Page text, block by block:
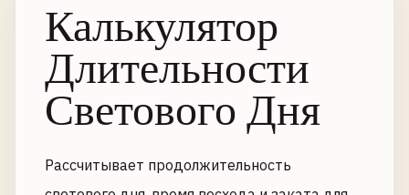
Калькулятор
Длительности
Светового Дня
Рассчитывает продолжительность